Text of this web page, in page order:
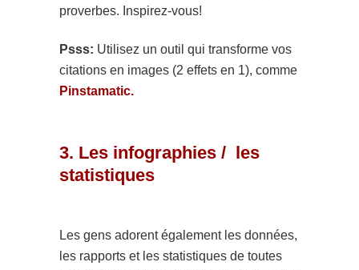
proverbes. Inspirez-vous!
Psss: Utilisez un outil qui transforme vos
citations en images (2 effets en 1), comme
Pinstamatic.
3. Les infographies / les
statistiques
Les gens adorent également les données,
les rapports et les statistiques de toutes